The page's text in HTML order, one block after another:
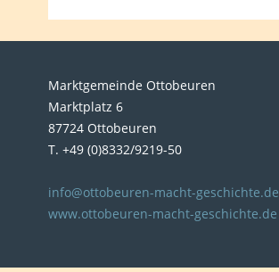
Marktgemeinde Ottobeuren
Marktplatz 6
87724 Ottobeuren
T. +49 (0)8332/9219-50
info@ottobeuren-macht-geschichte.de
www.ottobeuren-macht-geschichte.de